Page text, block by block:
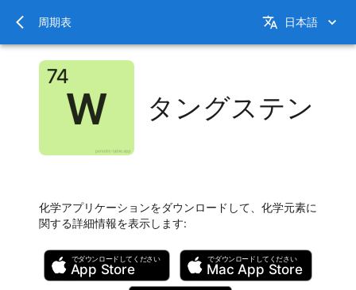
周期表 日本語
タングステン
化学アプリケーションをダウンロードして、化学元素に
関する詳細情報を表示します:
でダウンロードしてください
App Store
でダウンロードしてください
MacApp Store